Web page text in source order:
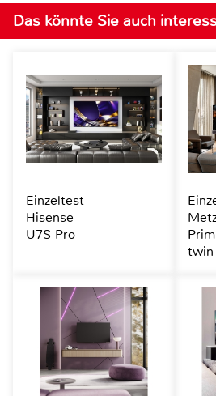
Das könnte Sie auch
Einzeltest
Hisense
U7S Pro
twin